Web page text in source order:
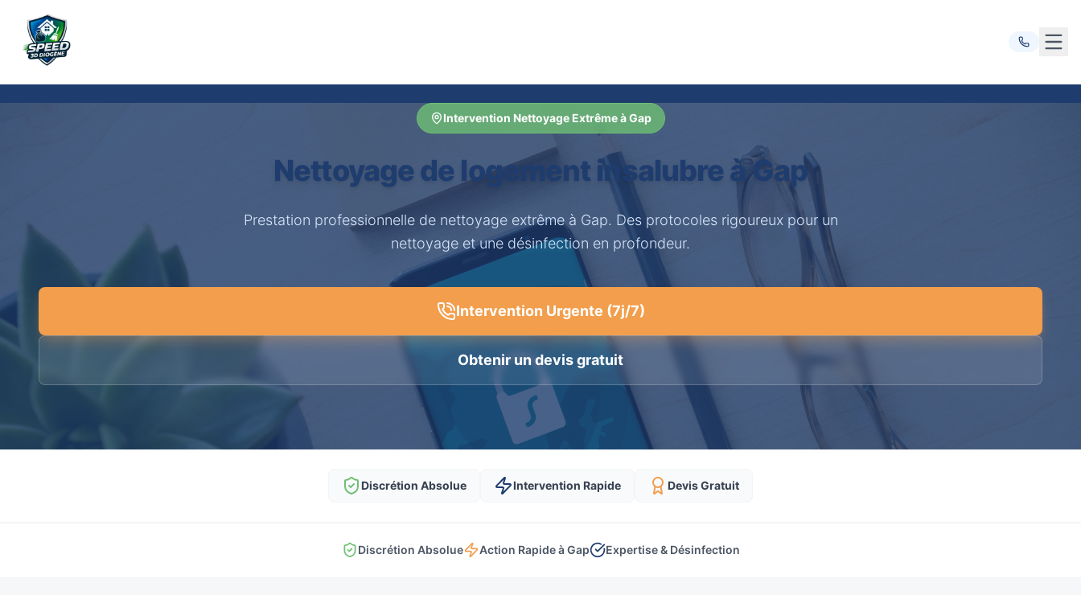
Intervention Nettoyage Extrême à Gap
Nettoyage de logement insalubre à Gap
Prestation professionnelle de nettoyage extrême à Gap. Des protocoles rigoureux pour un
nettoyage et une désinfection en profondeur.
Intervention Urgente (7j/7)
Obtenir un devis gratuit
Discrétion Absolue Intervention Rapide Devis Gratuit
Discrétion Absolue Action Rapide à Gap Expertise & Désinfection